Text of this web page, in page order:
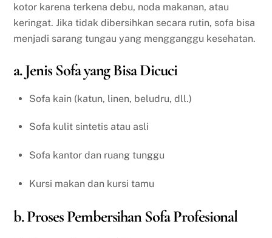
kotor karena terkena debu, noda makanan, atau
keringat. Jika tidak dibersihkan secara rutin, sofa bisa
menjadi sarang tungau yang mengganggu kesehatan.
a. Jenis Sofa yang Bisa Dicuci
Sofa kain (katun, linen, beludru, dll.)
Sofa kulit sintetis atau asli
Sofa kantor dan ruang tunggu
Kursi makan dan kursi tamu
b. Proses Pembersihan Sofa Profesional